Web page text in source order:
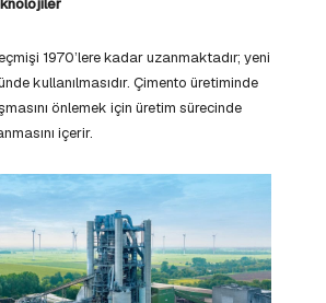
1970’lere kadar uzanmaktadır; yeni
kullanılmasıdır. Çimento üretiminde
önlemek için üretim sürecinde
içerir.